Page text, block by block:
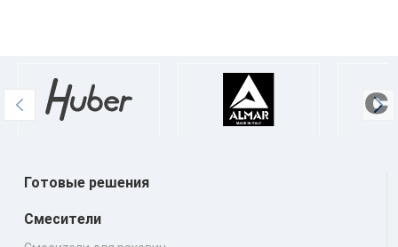
Готовые решения
Смесители